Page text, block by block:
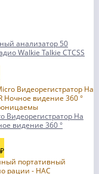
анализатор 50
Walkie Talkie CTCSS
Видеорегистратор На
видение 360 °
₽